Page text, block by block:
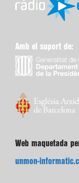
Amb el suport de:
Web maquetada
unmon-